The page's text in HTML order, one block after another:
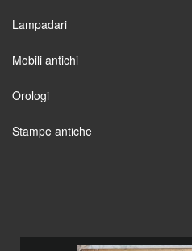
Lampadari
Mobili antichi
Orologi
Stampe antiche